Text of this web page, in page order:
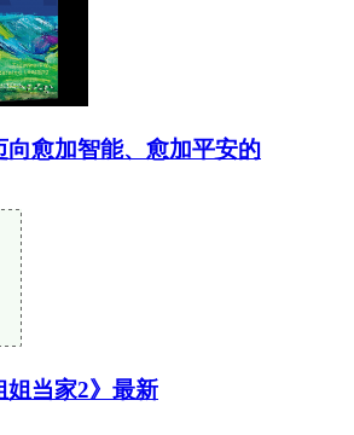
向愈加智能、愈加平安的
姐当家2》最新